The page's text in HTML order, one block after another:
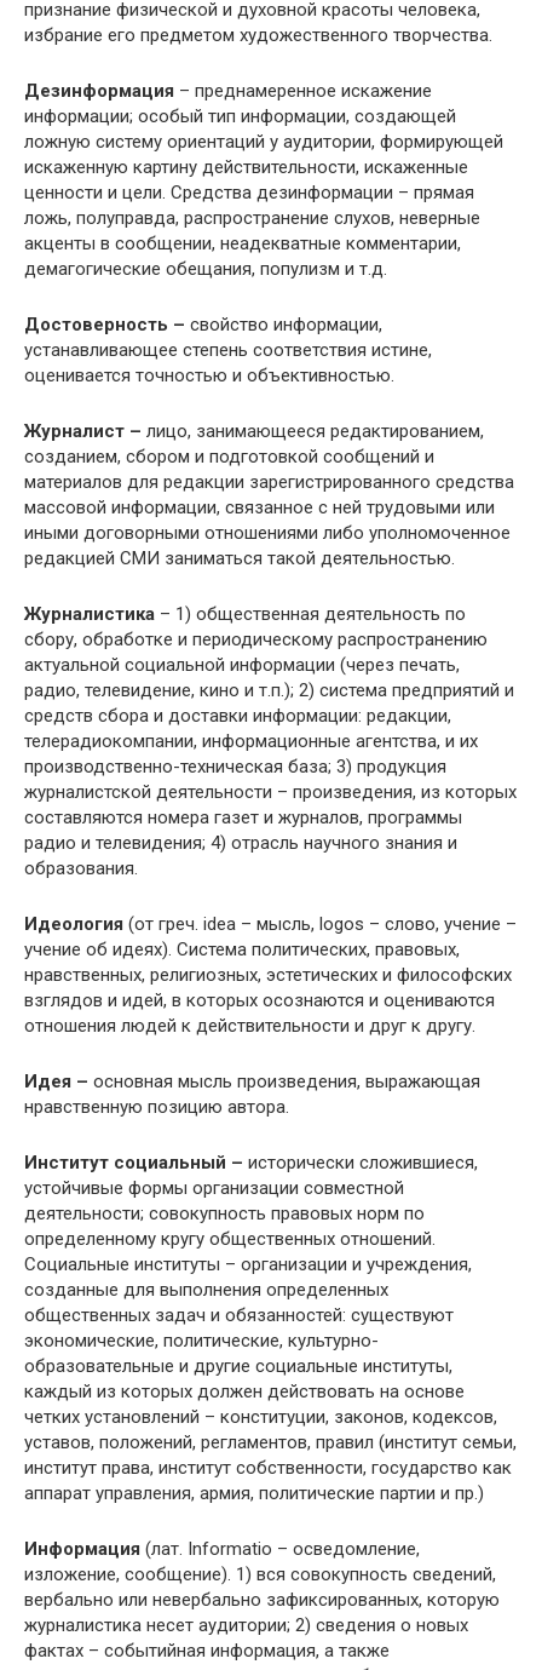
признание физической и духовной красоты человека,
избрание его предметом художественного творчества.
Дезинформация – преднамеренное искажение
информации; особый тип информации, создающей
ложную систему ориентаций у аудитории, формирующей
искаженную картину действительности, искаженные
ценности и цели. Средства дезинформации – прямая
ложь, полуправда, распространение слухов, неверные
акценты в сообщении, неадекватные комментарии,
демагогические обещания, популизм и т.д.
Достоверность – свойство информации,
устанавливающее степень соответствия истине,
оценивается точностью и объективностью.
Журналист – лицо, занимающееся редактированием,
созданием, сбором и подготовкой сообщений и
материалов для редакции зарегистрированного средства
массовой информации, связанное с ней трудовыми или
иными договорными отношениями либо уполномоченное
редакцией СМИ заниматься такой деятельностью.
Журналистика – 1) общественная деятельность по
сбору, обработке и периодическому распространению
актуальной социальной информации (через печать,
радио, телевидение, кино и т.п.); 2) система предприятий и
средств сбора и доставки информации: редакции,
телерадиокомпании, информационные агентства, и их
производственно-техническая база; 3) продукция
журналистской деятельности – произведения, из которых
составляются номера газет и журналов, программы
радио и телевидения; 4) отрасль научного знания и
образования.
Идеология (от греч. idea – мысль, logos – слово, учение –
учение об идеях). Система политических, правовых,
нравственных, религиозных, эстетических и философских
взглядов и идей, в которых осознаются и оцениваются
отношения людей к действительности и друг к другу.
Идея – основная мысль произведения, выражающая
нравственную позицию автора.
Институт социальный – исторически сложившиеся,
устойчивые формы организации совместной
деятельности; cовокупность правовых норм по
определенному кругу общественных отношений.
Социальные институты – организации и учреждения,
созданные для выполнения определенных
общественных задач и обязанностей: cуществуют
экономические, политические, культурно-
образовательные и другие социальные институты,
каждый из которых должен действовать на основе
четких установлений – конституции, законов, кодексов,
уставов, положений, регламентов, правил (институт семьи,
институт права, институт собственности, государство как
аппарат управления, армия, политические партии и пр.)
Информация (лат. Informatio – осведомление,
изложение, сообщение). 1) вся совокупность сведений,
вербально или невербально зафиксированных, которую
журналистика несет аудитории; 2) сведения о новых
фактах – событийная информация, а также